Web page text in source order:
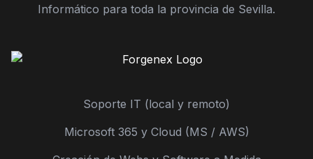
Informático para toda la provincia de Sevilla.
Soporte IT (local y remoto)
Microsoft 365 y Cloud (MS / AWS)